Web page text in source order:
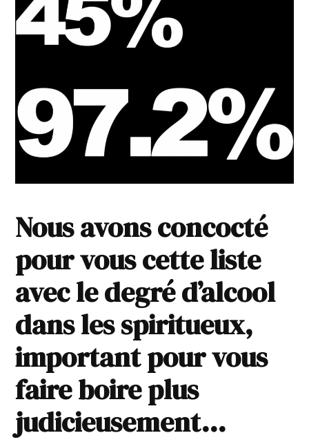
Nous avons concocté
pour vous cette liste
avec le degré d’alcool
dans les spiritueux,
important pour vous
faire boire plus
judicieusement…